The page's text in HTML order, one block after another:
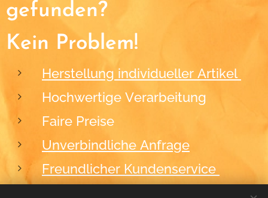
gefunden?
Kein Problem!
Herstellung individueller Artikel
Hochwertige Verarbeitung
Faire Preise
Unverbindliche Anfrage
Freundlicher Kundenservice